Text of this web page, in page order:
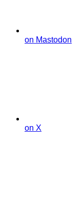
on Mastodon
on X